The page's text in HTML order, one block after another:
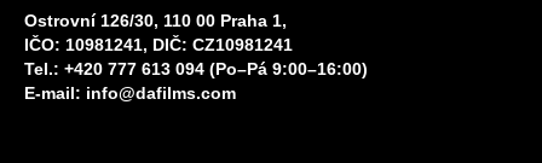
Ostrovní 126/30, 110 00 Praha 1,
IČO: 10981241, DIČ: CZ10981241
Tel.: +420 777 613 094 (Po–Pá 9:00–16:00)
E-mail: info@dafilms.com